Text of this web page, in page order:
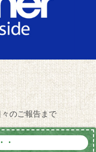
のご報告まで
・